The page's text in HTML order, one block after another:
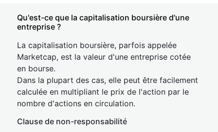
Qu'est-ce que la capitalisation boursière d'une
entreprise ?
La capitalisation boursière, parfois appelée
Marketcap, est la valeur d'une entreprise cotée
en bourse.
Dans la plupart des cas, elle peut être facilement
calculée en multipliant le prix de l'action par le
nombre d'actions en circulation.
Clause de non-responsabilité